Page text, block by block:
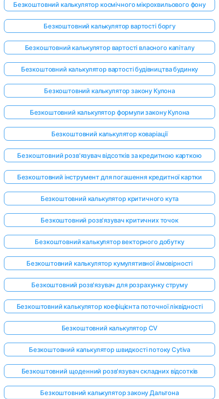
Безкоштовний калькулятор космічного мікрохвильового фону
Безкоштовний калькулятор вартості боргу
Безкоштовний калькулятор вартості власного капіталу
Безкоштовний калькулятор вартості будівництва будинку
Безкоштовний калькулятор закону Кулона
Безкоштовний калькулятор формули закону Кулона
Безкоштовний калькулятор коваріації
Безкоштовний розв'язувач відсотків за кредитною карткою
Безкоштовний інструмент для погашення кредитної картки
Безкоштовний калькулятор критичного кута
Безкоштовний розв'язувач критичних точок
Безкоштовний калькулятор векторного добутку
Безкоштовний калькулятор кумулятивної ймовірності
Безкоштовний розв'язувач для розрахунку струму
Безкоштовний калькулятор коефіцієнта поточної ліквідності
Безкоштовний калькулятор CV
Безкоштовний калькулятор швидкості потоку Cytiva
Безкоштовний щоденний розв'язувач складних відсотків
Безкоштовний калькулятор закону Дальтона